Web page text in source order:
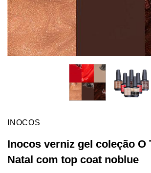
INOCOS
Inocos verniz gel coleção O
Natal com top coat noblue